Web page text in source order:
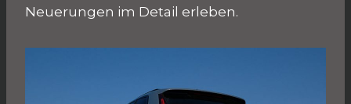
Neuerungen im Detail erleben.